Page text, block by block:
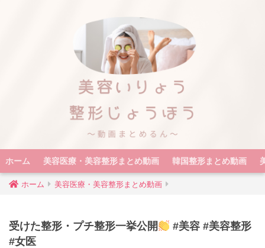
ホーム 美容医療・美容整形まとめ動画 韓国整形まとめ動画
ホーム 美容医療・美容整形まとめ動画
受けた整形・プチ整形一挙公開
#美容 #美容整形
#女医